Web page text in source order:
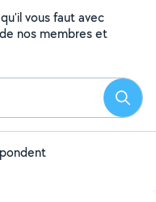
vous faut avec
nos membres et